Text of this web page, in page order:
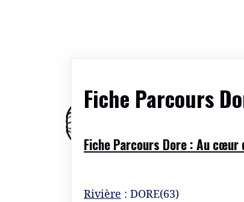
Fiche Parcours
Fiche Parcours Dore : Au cœur
Rivière : DORE(63)